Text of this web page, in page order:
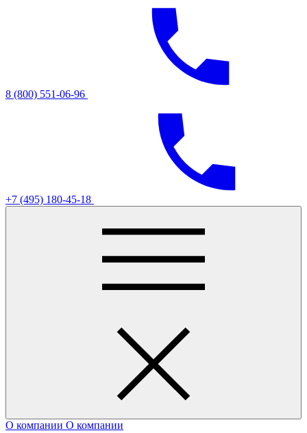
8 (800) 551-06-96
+7 (495) 180-45-18
О компании О компании